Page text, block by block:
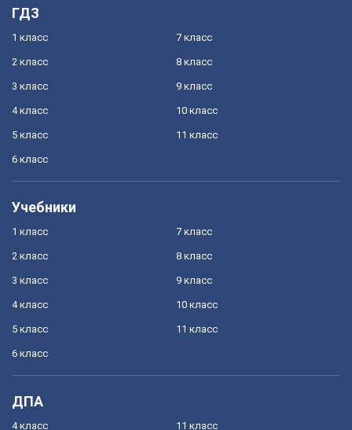
ГДЗ
1 класс
2 класс
3 класс
4 класс
5 класс
6 класс
7 класс
8 класс
9 класс
10 класс
11 класс
Учебники
1 класс
2 класс
3 класс
4 класс
5 класс
6 класс
7 класс
8 класс
9 класс
10 класс
11 класс
ДПА
4 класс 11 класс